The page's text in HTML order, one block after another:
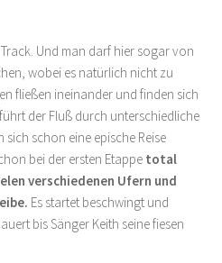
Und man darf hier sogar von
wobei es natürlich nicht zu
fließen ineinander und finden sich
der Fluß durch unterschiedliche
sich schon eine epische Reise
bei der ersten Etappe total
verschiedenen Ufern und
Es startet beschwingt und
bis Sänger Keith seine fiesen